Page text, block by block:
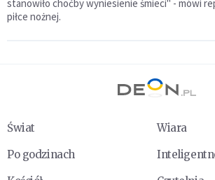
stanowiło choćby wyniesienie śmieci" - mówi
piłce nożnej.
Świat
Wiara
Po godzinach